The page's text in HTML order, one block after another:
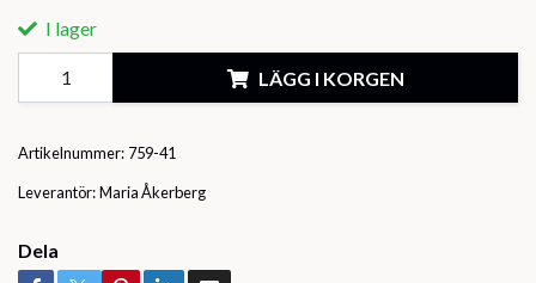
I lager
LÄGG I KORGEN
Artikelnummer: 759-41
Leverantör:Maria Åkerberg
Dela